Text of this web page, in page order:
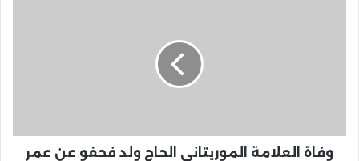
وفاة العلامة الموريتاني الحاج ولد فحفو عن عمر